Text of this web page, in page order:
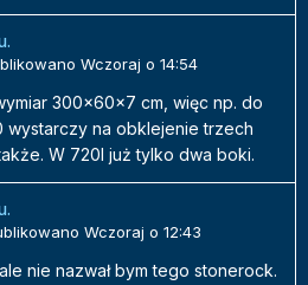
Wczoraj o 14:54
300x60x7 cm, więc np. do
wystarczy na obklejenie trzech
W 720l już tylko dwa boki.
Wczoraj o 12:43
nie nazwał bym tego stonerock.